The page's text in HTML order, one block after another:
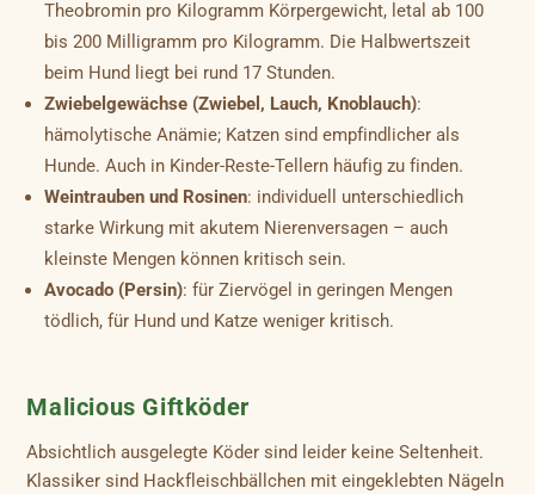
Theobromin pro Kilogramm Körpergewicht, letal ab 100
bis 200 Milligramm pro Kilogramm. Die Halbwertszeit
beim Hund liegt bei rund 17 Stunden.
Zwiebelgewächse (Zwiebel, Lauch, Knoblauch):
hämolytische Anämie; Katzen sind empfindlicher als
Hunde. Auch in Kinder-Reste-Tellern häufig zu finden.
Weintrauben und Rosinen: individuell unterschiedlich
starke Wirkung mit akutem Nierenversagen – auch
kleinste Mengen können kritisch sein.
Avocado (Persin): für Ziervögel in geringen Mengen
tödlich, für Hund und Katze weniger kritisch.
Malicious Giftköder
Absichtlich ausgelegte Köder sind leider keine Seltenheit.
Klassiker sind Hackfleischbällchen mit eingeklebten Nägeln